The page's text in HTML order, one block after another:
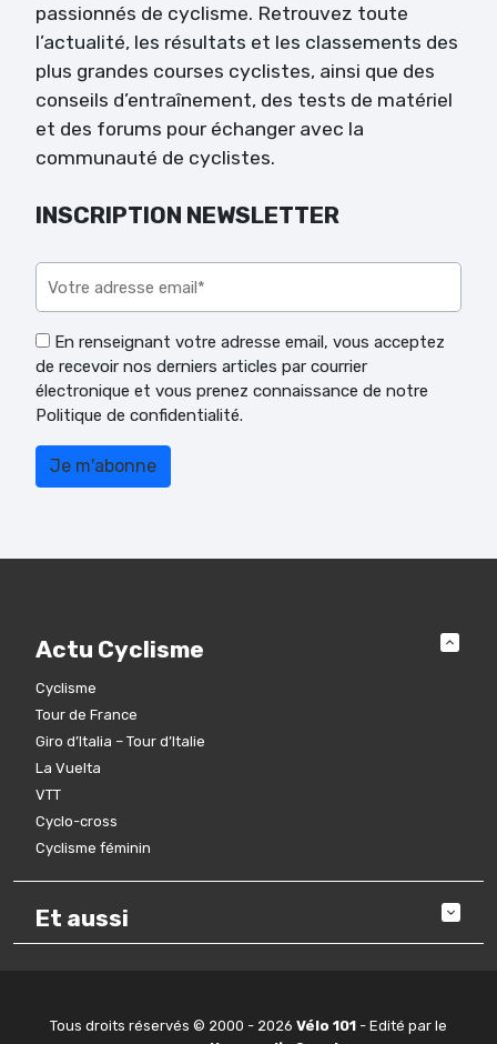
passionnés de cyclisme. Retrouvez toute
l’actualité, les résultats et les classements des
plus grandes courses cyclistes, ainsi que des
conseils d’entraînement, des tests de matériel
et des forums pour échanger avec la
communauté de cyclistes.
INSCRIPTION NEWSLETTER
En renseignant votre adresse email, vous acceptez
de recevoir nos derniers articles par courrier
électronique et vous prenez connaissance de notre
Politique de confidentialité.
Actu Cyclisme
Cyclisme
Tour de France
Giro d’Italia – Tour d’Italie
La Vuelta
VTT
Cyclo-cross
Cyclisme féminin
Et aussi
Tous droits réservés © 2000 - 2026 Vélo 101 - Edité par le